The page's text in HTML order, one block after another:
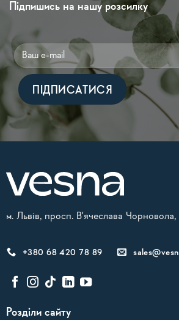
Підпишись на нашу розсилку
Alternative:
м. Львів, просп. В'ячеслава Чорновола,
+380 68 420 78 89
Розділи сайту